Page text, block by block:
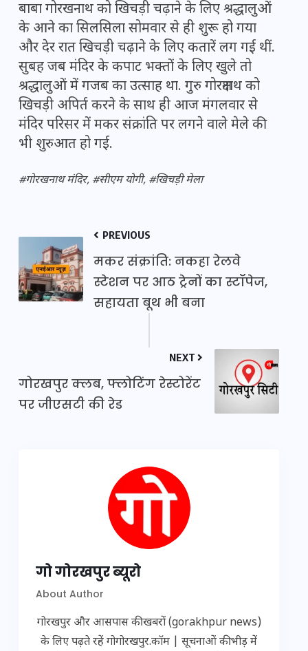
बाबा गोरखनाथ को खिचड़ी चढ़ाने के लिए श्रद्धालुओं
के आने का सिलसिला सोमवार से ही शुरू हो गया
और देर रात खिचड़ी चढ़ाने के लिए कतारें लग गई थीं.
सुबह जब मंदिर के कपाट भक्तों के लिए खुले तो
श्रद्धालुओं में गजब का उत्साह था. गुरु गोरक्षनाथ को
खिच​ड़ी अपिर्त करने के साथ ही आज मंगलवार से
मंदिर परिसर में मकर संक्रांति पर लगने वाले मेले की
भी शुरुआत हो गई.
#गोरखनाथ मंदिर, #सीएम योगी, #खिचड़ी मेला
PREVIOUS
मकर संक्रांति: नकहा रेलवे
स्टेशन पर आठ ट्रेनों का स्टॉपेज,
सहायता बूथ भी बना
NEXT
गोरखपुर क्लब, फ्लोटिंग रेस्टोरेंट
पर जीएसटी की रेड
गो गोरखपुर ब्यूरो
About Author
गोरखपुर और आसपास की खबरों (gorakhpur news)
के लिए पढ़ते रहें गोगोरखपुर.कॉम | सूचनाओं की भीड़ में